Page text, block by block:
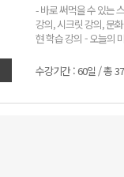
- 바로 써먹을 수 있는 스페인어! - 어려운 문법은 NO! 쉽고 재미있는 표
강의, 시크릿 강의, 문화 알기 코너까지! - Semi쌤만 믿고
현 학습 강의 - 오늘의 미
에 입력된 실생활 회화
인어에 대한 자신감
수강기간 : 60일 / 총